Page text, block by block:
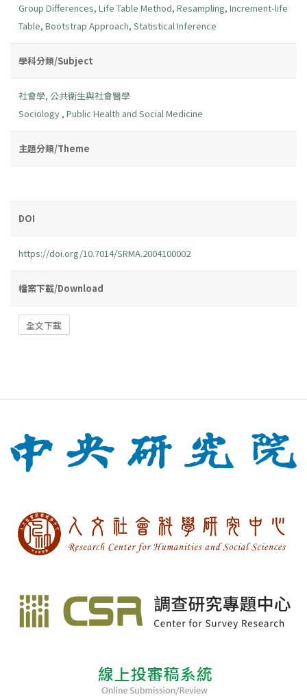
Group Differences, Life Table Method, Resampling, Increment-life
Table, Bootstrap Approach, Statistical Inference
學科分類/Subject
社會學, 公共衛生與社會醫學
Sociology , Public Health and Social Medicine
主題分類/Theme
DOI
https://doi.org/10.7014/SRMA.2004100002
檔案下載/Download
全文下載